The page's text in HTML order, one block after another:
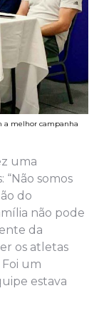
a melhor campanha
uma
“Não somos
do
não pode
da
os atletas
Foi um
estava